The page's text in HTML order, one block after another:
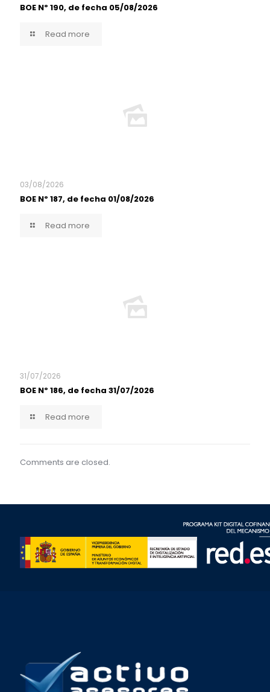
BOE Nº 190, de fecha 05/08/2026
Read more
03/08/2026
BOE Nº 187, de fecha 01/08/2026
Read more
31/07/2026
BOE Nº 186, de fecha 31/07/2026
Read more
Comments are closed.